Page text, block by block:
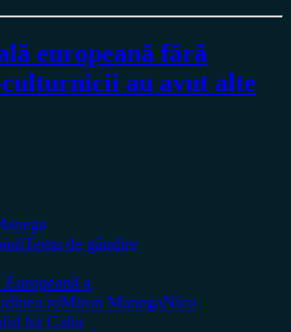
europeană fără
au avut alte
Tema de gândire
a
Miron ManegaNicu
lui Caliu